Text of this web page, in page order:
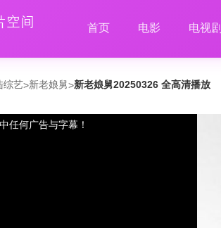
首页 电影 电视剧
综艺>新老娘舅>新老娘舅20250326 全高清播放
任何广告与字幕！